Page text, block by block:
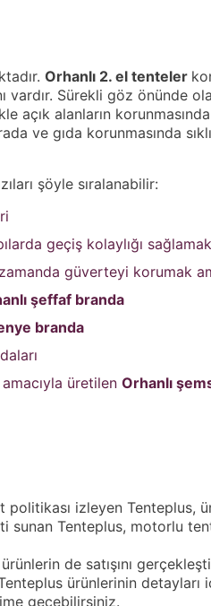
Orhanlı 2. el tenteler
Sürekli göz önünde
alanların
ve gıda korunmasında
şöyle sıralanabilir:
geçiş kolaylığı
güverteyi korumak
şeffaf branda
branda
üretilen Orhanlı
izleyen Tenteplus,
sunan Tenteplus, motorlu
ürünlerin de satışını
ürünlerinin
geçebilirsiniz.